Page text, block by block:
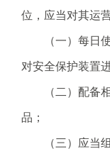
位，应当对其运
（一）每日使
对安全保护装置
（二）配备相
品；
（三）应当组